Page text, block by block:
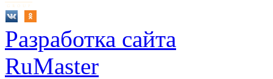
Разработка сайта
RuMaster